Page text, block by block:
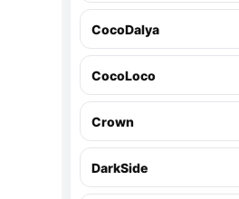
CocoDalya
CocoLoco
Crown
DarkSide